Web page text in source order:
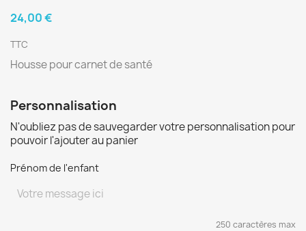
24,00 €
TTC
Housse pour carnet de santé
Personnalisation
N'oubliez pas de sauvegarder votre personnalisation pour
pouvoir l'ajouter au panier
Prénom de l'enfant
250 caractères max